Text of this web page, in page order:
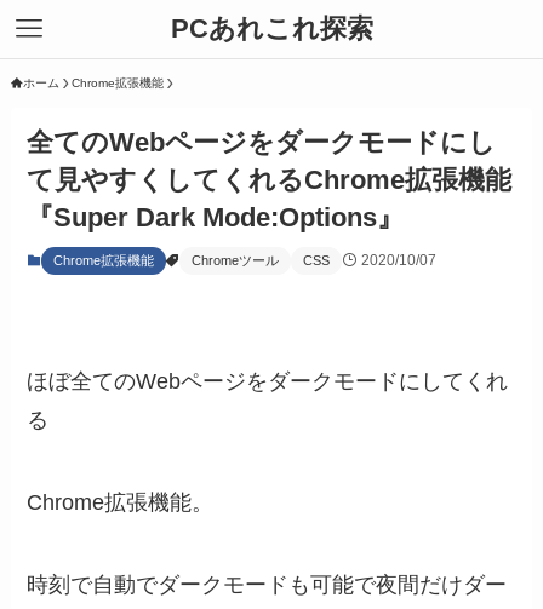
PCあれこれ探索
ホーム Chrome拡張機能
全てのWebページをダークモードにし
て見やすくしてくれるChrome拡張機能
『Super Dark Mode:Options』
Chrome拡張機能 Chromeツール CSS 2020/10/07
ほぼ全てのWebページをダークモードにしてくれ
る
Chrome拡張機能。
時刻で自動でダークモードも可能で夜間だけダー